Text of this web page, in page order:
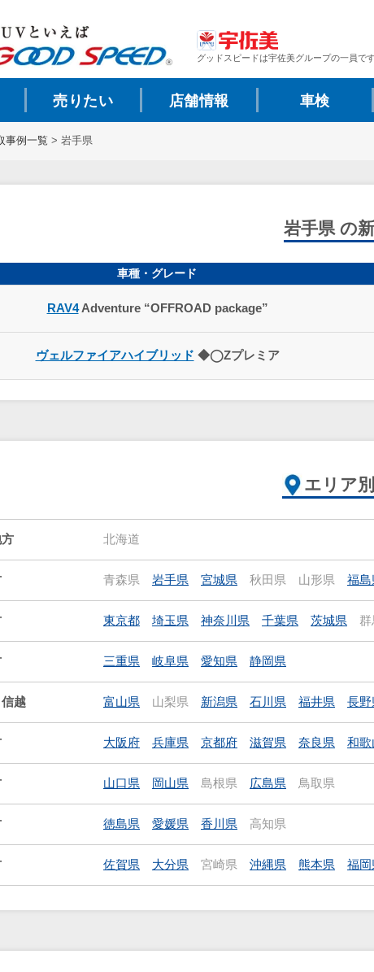
グッドスピードは宇佐美グループの一員です
売りたい 店舗情報 車検
事例一覧 > 岩手県
岩手県 の
車種・グレード
RAV4Adventure “OFFROAD package”
ヴェルファイアハイブリッド ◆◯Zプレミア
エリア
北海道
青森県 岩手県 宮城県 秋田県 山形県 福島
東京都 埼玉県 神奈川県 千葉県 茨城県 群
三重県 岐阜県 愛知県 静岡県
越 富山県 山梨県 新潟県 石川県 福井県 長野
大阪府 兵庫県 京都府 滋賀県 奈良県 和歌
山口県 岡山県 島根県 広島県 鳥取県
徳島県 愛媛県 香川県 高知県
佐賀県 大分県 宮崎県 沖縄県 熊本県 福岡